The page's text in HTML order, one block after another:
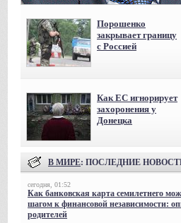
Порошенко
закрывает границу
с Россией
Как ЕС игнорирует
захоронения у
Донецка
В МИРЕ: ПОСЛЕДНИЕ
сегодня, 01:52
Как банковская карта семилетнего
шагом к финансовой независимости:
родителей